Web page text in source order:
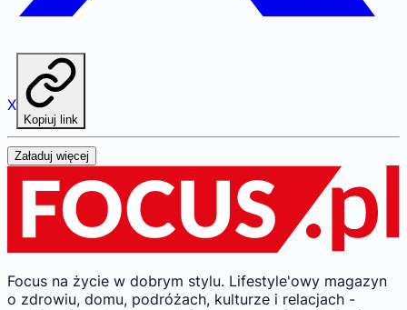
X
Kopiuj link
Załaduj więcej
Focus na życie w dobrym stylu. Lifestyle'owy magazyn
o zdrowiu, domu, podróżach, kulturze i relacjach -